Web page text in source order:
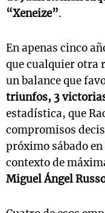
“Xeneize”.
En apenas cinco
que cualquier otra
un balance que
triunfos, 3
estadística, que
compromisos
próximo sábado
contexto de
Miguel Ángel